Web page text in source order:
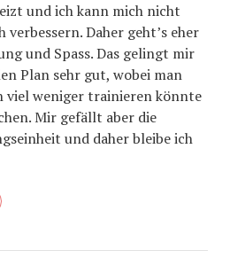
und ich kann mich nicht
verbessern. Daher geht’s eher
und Spass. Das gelingt mir
Plan sehr gut, wobei man
viel weniger trainieren könnte
Mir gefällt aber die
und daher bleibe ich